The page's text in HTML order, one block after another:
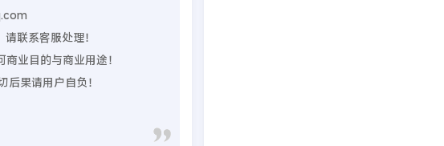
联系客服处理！
业目的与商业用途！
果请用户自负！